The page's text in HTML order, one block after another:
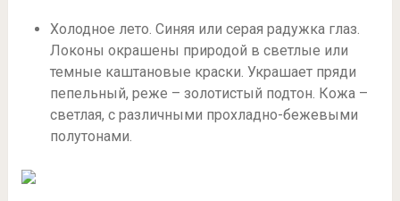
Холодное лето. Синяя или серая радужка глаз.
Локоны окрашены природой в светлые или
темные каштановые краски. Украшает пряди
пепельный, реже – золотистый подтон. Кожа –
светлая, с различными прохладно-бежевыми
полутонами.